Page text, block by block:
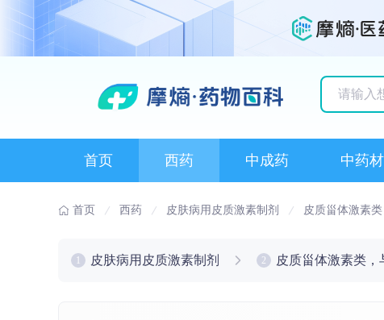
首页 西药 中成药 中药材
首页 西药 皮肤病用皮质激素制剂 皮质甾体激素
皮肤病用皮质激素制剂 2 皮质甾体激素类